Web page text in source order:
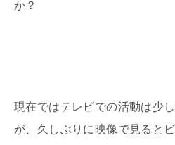
か？
現在ではテレビでの活動は少
が、久しぶりに映像で見ると